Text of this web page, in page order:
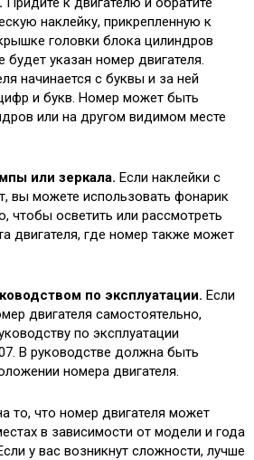
наклейку, прикрепленную к
головки блока цилиндров
будет указан номер двигателя.
начинается с буквы и за ней
и букв. Номер может быть
или на другом видимом месте
или зеркала. Если наклейки с
вы можете использовать фонарик
чтобы осветить или рассмотреть
двигателя, где номер также может
по эксплуатации. Если
двигателя самостоятельно,
по эксплуатации
В руководстве должна быть
номера двигателя.
то, что номер двигателя может
в зависимости от модели и года
у вас возникнут сложности, лучше